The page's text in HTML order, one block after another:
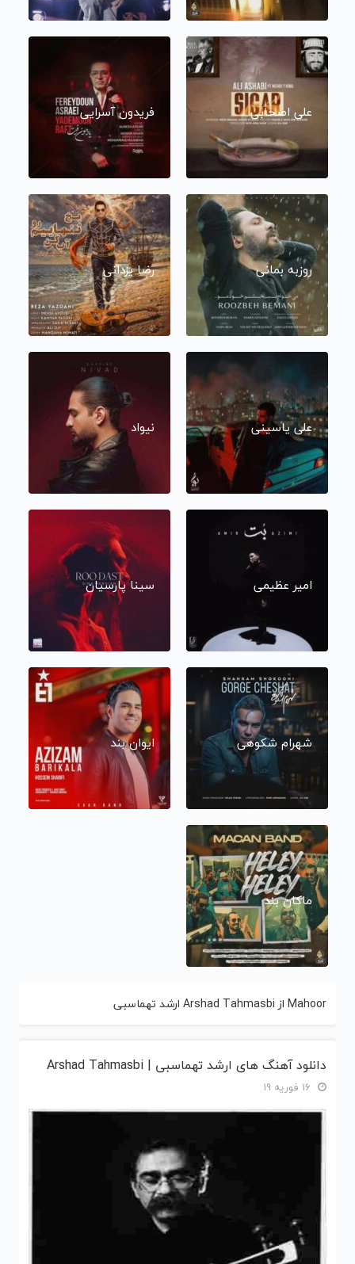
علی اصحابی فریدون آسرایی
روزبه بمانی رضا یزدانی
علی یاسینی نیواد
امیر عظیمی سینا پارسیان
شهرام شکوهی ایوان بند
ماکان بند
Mahoor از Arshad Tahmasbi ارشد تهماسبی
دانلود آهنگ های ارشد تهماسبی | Arshad Tahmasbi